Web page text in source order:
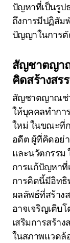
ปัญหาที่เป็นรูป
ถึงการมีปฏิสัม
ปัญญาในการตั
สัญชาตญา
คิดสร้างสร
สัญชาตญาณช่
ให้บุคคลทำกา
ใหม่ ในขณะที่
อดีต ผู้ที่คิดอย่
และนวัตกรรม
การแก้ปัญหาที่
การคิดนี้มีอิทธิ
ผลลัพธ์ที่สร้า
อาจเจริญเติบ
เสริมการสร้า
ในสภาพแวดล้